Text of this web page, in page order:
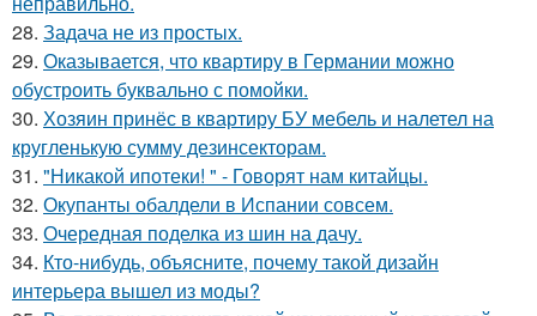
28. Задача не из простых.
29. Оказывается, что квартиру в Германии можно
обустроить буквально с помойки.
30. Хозяин принёс в квартиру БУ мебель и налетел на
кругленькую сумму дезинсекторам.
31. "Никакой ипотеки! " - Говорят нам китайцы.
32. Окупанты обалдели в Испании совсем.
33. Очередная поделка из шин на дачу.
34. Кто-нибудь, объясните, почему такой дизайн
интерьера вышел из моды?